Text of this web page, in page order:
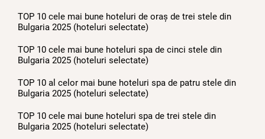
TOP 10 cele mai bune hoteluri de oraș de trei stele din
Bulgaria 2025 (hoteluri selectate)
TOP 10 cele mai bune hoteluri spa de cinci stele din
Bulgaria 2025 (hoteluri selectate)
TOP 10 al celor mai bune hoteluri spa de patru stele din
Bulgaria 2025 (hoteluri selectate)
TOP 10 cele mai bune hoteluri spa de trei stele din
Bulgaria 2025 (hoteluri selectate)